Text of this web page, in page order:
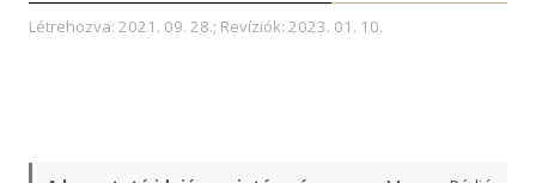
Létrehozva: 2021. 09. 28.; Revíziók: 2023. 01. 10.